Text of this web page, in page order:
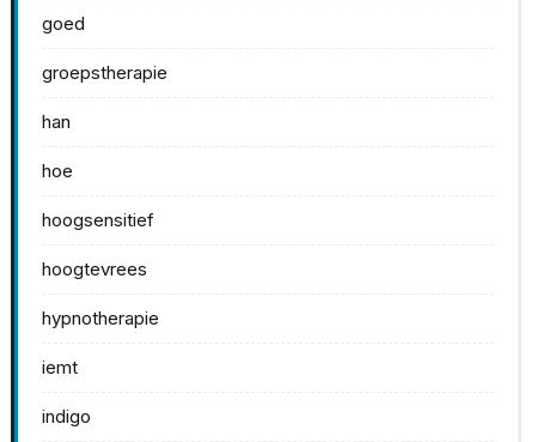
goed
groepstherapie
han
hoe
hoogsensitief
hoogtevrees
hypnotherapie
iemt
indigo